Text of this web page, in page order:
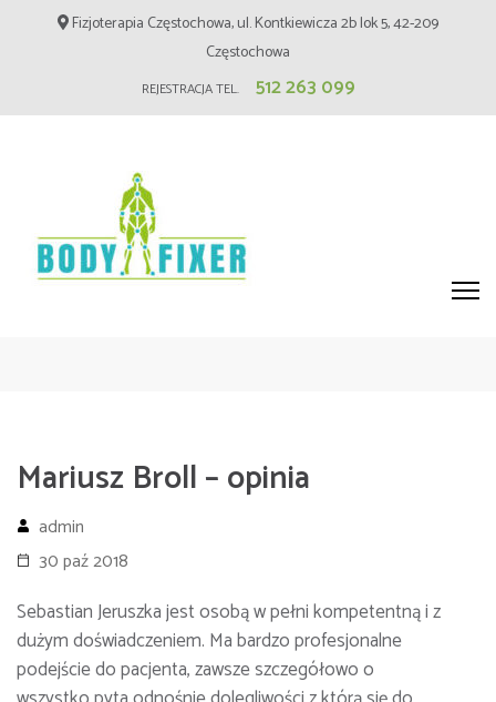
Fizjoterapia Częstochowa, ul. Kontkiewicza 2b lok 5, 42-209
Częstochowa
REJESTRACJA TEL. 512 263 099
Mariusz Broll – opinia
admin
30 paź 2018
Sebastian Jeruszka jest osobą w pełni kompetentną i z
dużym doświadczeniem. Ma bardzo profesjonalne
podejście do pacjenta, zawsze szczegółowo o